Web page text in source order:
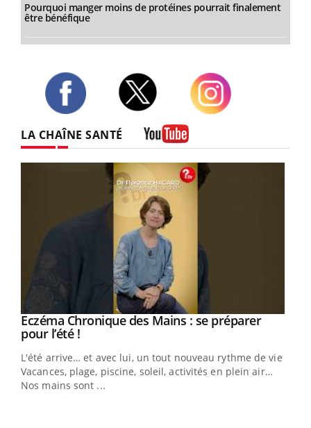
Pourquoi manger moins de protéines pourrait finalement
être bénéfique
LA CHAÎNE SANTÉ
Youtube
Eczéma Chronique des Mains : se préparer
pour l’été !Youtube
L'été arrive… et avec lui, un tout nouveau rythme de vie !
Vacances, plage, piscine, soleil, activités en plein air…
Nos mains sont ...